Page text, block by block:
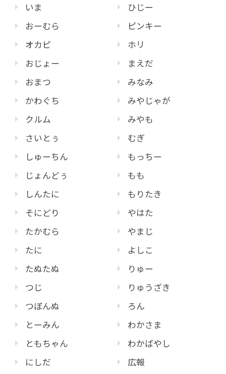
いま
おーむら
オカピ
おじょー
おまつ
かわぐち
クルム
さいとぅ
しゅーちん
じょんどぅ
しんたに
そにどり
たかむら
たに
たぬたぬ
つじ
つぼんぬ
とーみん
ともちゃん
にしだ
ひじー
ピンキー
ホリ
まえだ
みなみ
みやじゃが
みやも
むぎ
もっちー
もも
もりたき
やはた
やまじ
よしこ
りゅー
りゅうざき
ろん
わかさま
わかばやし
広報